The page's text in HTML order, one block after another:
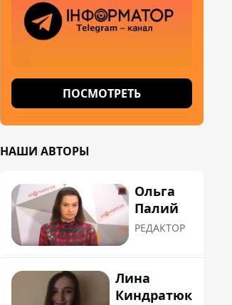
ПОСМОТРЕТЬ
НАШИ АВТОРЫ
Ольга
Палий
РЕДАКТОР
Лина
Киндратюк